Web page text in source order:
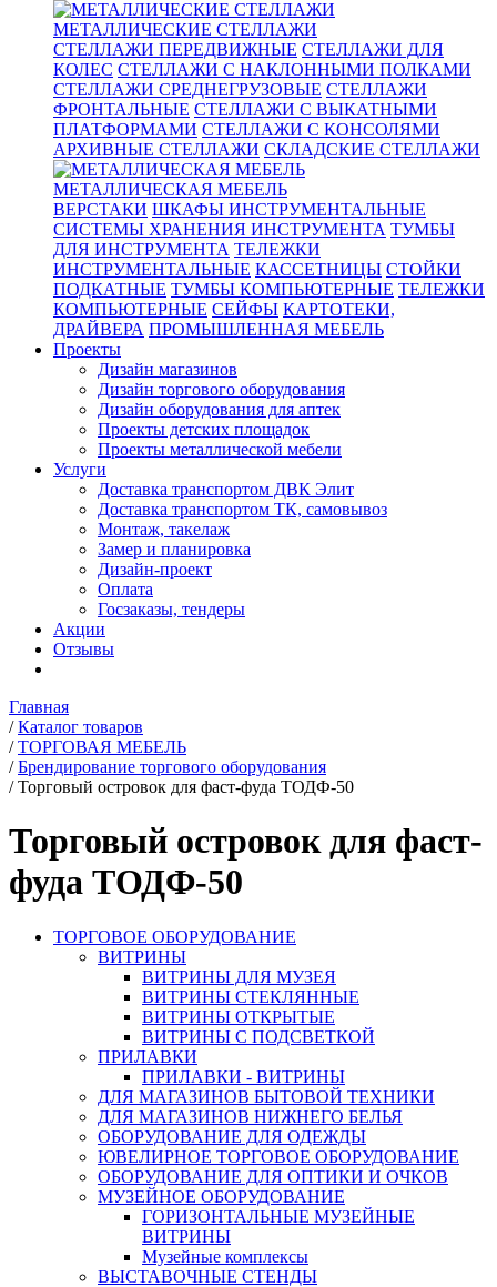
МЕТАЛЛИЧЕСКИЕ СТЕЛЛАЖИ
СТЕЛЛАЖИ ПЕРЕДВИЖНЫЕ СТЕЛЛАЖИ ДЛЯ
КОЛЕС СТЕЛЛАЖИ С НАКЛОННЫМИ ПОЛКАМИ
СТЕЛЛАЖИ СРЕДНЕГРУЗОВЫЕ СТЕЛЛАЖИ
ФРОНТАЛЬНЫЕ СТЕЛЛАЖИ С ВЫКАТНЫМИ
ПЛАТФОРМАМИ СТЕЛЛАЖИ С КОНСОЛЯМИ
АРХИВНЫЕ СТЕЛЛАЖИ СКЛАДСКИЕ СТЕЛЛАЖИ
МЕТАЛЛИЧЕСКАЯ МЕБЕЛЬ
ВЕРСТАКИ ШКАФЫ ИНСТРУМЕНТАЛЬНЫЕ
СИСТЕМЫ ХРАНЕНИЯ ИНСТРУМЕНТА ТУМБЫ
ДЛЯ ИНСТРУМЕНТА ТЕЛЕЖКИ
ИНСТРУМЕНТАЛЬНЫЕ КАССЕТНИЦЫ СТОЙКИ
ПОДКАТНЫЕ ТУМБЫ КОМПЬЮТЕРНЫЕ ТЕЛЕЖКИ
КОМПЬЮТЕРНЫЕ СЕЙФЫ КАРТОТЕКИ,
ДРАЙВЕРА ПРОМЫШЛЕННАЯ МЕБЕЛЬ
Проекты
Дизайн магазинов
Дизайн торгового оборудования
Дизайн оборудования для аптек
Проекты детских площадок
Проекты металлической мебели
Услуги
Доставка транспортом ДВК Элит
Доставка транспортом ТК, самовывоз
Монтаж, такелаж
Замер и планировка
Дизайн-проект
Оплата
Госзаказы, тендеры
Акции
Отзывы
Главная
/ Каталог товаров
/ ТОРГОВАЯ МЕБЕЛЬ
/ Брендирование торгового оборудования
/ Торговый островок для фаст-фуда ТОДФ-50
Торговый островок для фаст-
фуда ТОДФ-50
ТОРГОВОЕ ОБОРУДОВАНИЕ
ВИТРИНЫ
ВИТРИНЫ ДЛЯ МУЗЕЯ
ВИТРИНЫ СТЕКЛЯННЫЕ
ВИТРИНЫ ОТКРЫТЫЕ
ВИТРИНЫ С ПОДСВЕТКОЙ
ПРИЛАВКИ
ПРИЛАВКИ - ВИТРИНЫ
ДЛЯ МАГАЗИНОВ БЫТОВОЙ ТЕХНИКИ
ДЛЯ МАГАЗИНОВ НИЖНЕГО БЕЛЬЯ
ОБОРУДОВАНИЕ ДЛЯ ОДЕЖДЫ
ЮВЕЛИРНОЕ ТОРГОВОЕ ОБОРУДОВАНИЕ
ОБОРУДОВАНИЕ ДЛЯ ОПТИКИ И ОЧКОВ
МУЗЕЙНОЕ ОБОРУДОВАНИЕ
ГОРИЗОНТАЛЬНЫЕ МУЗЕЙНЫЕ
ВИТРИНЫ
Музейные комплексы
ВЫСТАВОЧНЫЕ СТЕНДЫ